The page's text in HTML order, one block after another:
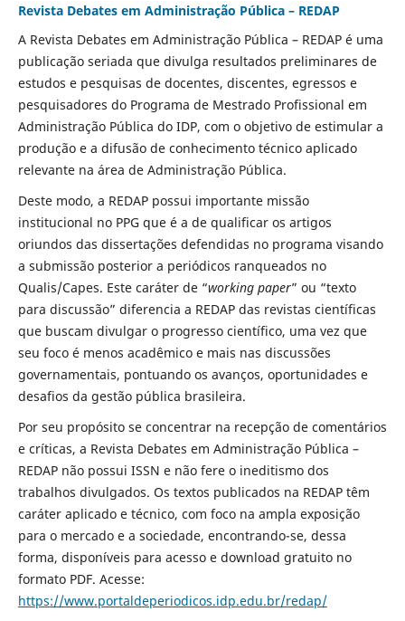
Revista Debates em Administração Pública – REDAP
A Revista Debates em Administração Pública – REDAP é uma
publicação seriada que divulga resultados preliminares de
estudos e pesquisas de docentes, discentes, egressos e
pesquisadores do Programa de Mestrado Profissional em
Administração Pública do IDP, com o objetivo de estimular a
produção e a difusão de conhecimento técnico aplicado
relevante na área de Administração Pública.
Deste modo, a REDAP possui importante missão
institucional no PPG que é a de qualificar os artigos
oriundos das dissertações defendidas no programa visando
a submissão posterior a periódicos ranqueados no
Qualis/Capes. Este caráter de “working paper” ou “texto
para discussão” diferencia a REDAP das revistas científicas
que buscam divulgar o progresso científico, uma vez que
seu foco é menos acadêmico e mais nas discussões
governamentais, pontuando os avanços, oportunidades e
desafios da gestão pública brasileira.
Por seu propósito se concentrar na recepção de comentários
e críticas, a Revista Debates em Administração Pública –
REDAP não possui ISSN e não fere o ineditismo dos
trabalhos divulgados. Os textos publicados na REDAP têm
caráter aplicado e técnico, com foco na ampla exposição
para o mercado e a sociedade, encontrando-se, dessa
forma, disponíveis para acesso e download gratuito no
formato PDF. Acesse:
https://www.portaldeperiodicos.idp.edu.br/redap/